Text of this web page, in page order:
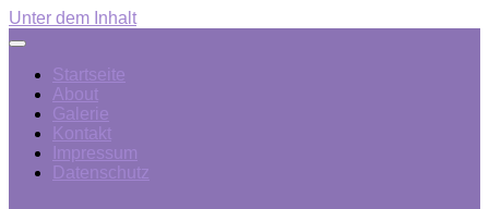
Unter dem Inhalt
Startseite
About
Galerie
Kontakt
Impressum
Datenschutz